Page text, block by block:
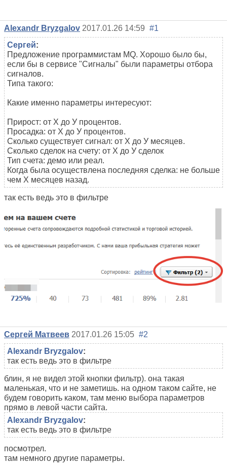
Alexandr Bryzgalov 2017.01.26 14:59 #1
Сергей:
Предложение программистам MQ. Хорошо было бы,
если бы в сервисе "Сигналы" были параметры отбора
сигналов.
Типа такого:
Какие именно параметры интересуют:
Прирост: от Х до У процентов.
Просадка: от Х до У процентов.
Сколько существует сигнал: от Х до У месяцев.
Сколько сделок на счету: от Х до У сделок
Тип счета: демо или реал.
Когда была осуществлена последняя сделка: не больше
чем X месяцев назад.
так есть ведь это в фильтре
Сергей Матвеев 2017.01.26 15:05 #2
Alexandr Bryzgalov:
так есть ведь это в фильтре
блин, я не видел этой кнопки фильтр). она такая
маленькая, что и не заметишь. на одном таком сайте, не
будем говорить каком, там меню выбора параметров
прямо в левой части сайта.
Alexandr Bryzgalov:
так есть ведь это в фильтре
посмотрел.
там немного другие параметры.